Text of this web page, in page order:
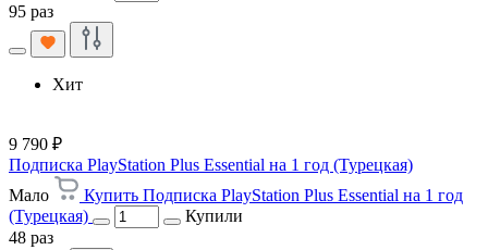
95 раз
Хит
9 790 ₽
Подписка PlayStation Plus Essential на 1 год (Турецкая)
Мало
Купить Подписка PlayStation Plus Essential на 1 год
(Турецкая)
Купили
48 раз